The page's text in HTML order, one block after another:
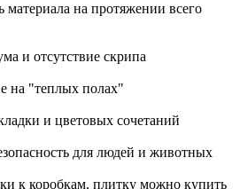
материала на протяжении всего
и отсутствие скрипа
на "теплых полах"
и цветовых сочетаний
для людей и животных
к коробкам, плитку можно купить